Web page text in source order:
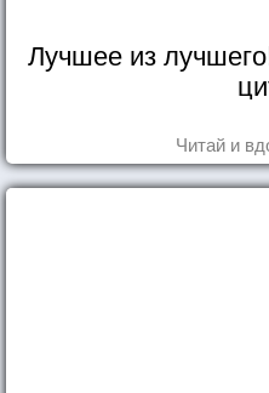
Лучшее из
Читай и